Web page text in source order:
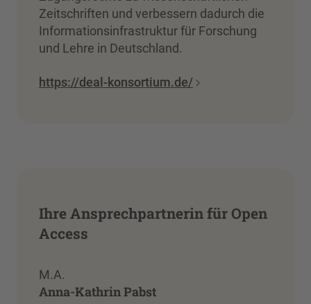
Zeitschriften und verbessern dadurch die
Informationsinfrastruktur für Forschung
und Lehre in Deutschland.
https://deal-konsortium.de/
Ihre Ansprechpartnerin für Open
Access
M.A.
Anna-Kathrin Pabst